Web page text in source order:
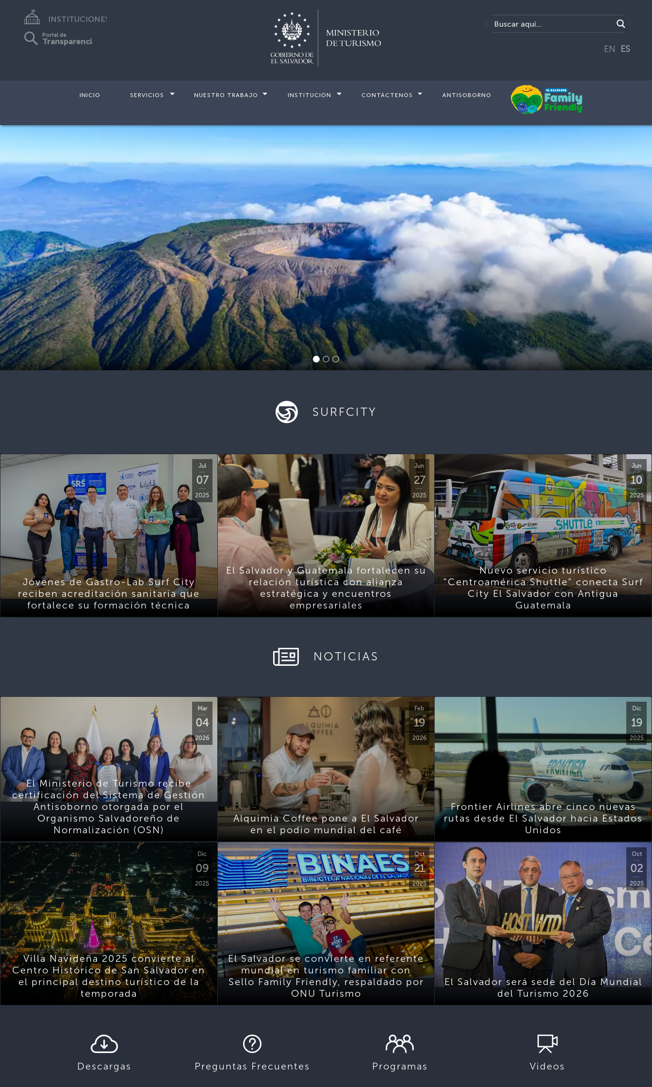
INSTITUCIONES
Portal de
Transparencia
EN ES
INICIO SERVICIOS NUESTRO TRABAJO INSTITUCIÓN CONTÁCTENOS ANTISOBORNO
SURFCITY
Jul
07
2025
Jóvenes de Gastro-Lab Surf City
reciben acreditación sanitaria que
fortalece su formación técnica
Jun
27
2025
El Salvador y Guatemala fortalecen su
relación turística con alianza
estratégica y encuentros
empresariales
Jun
10
2025
Nuevo servicio turístico
“Centroamérica Shuttle” conecta Surf
City El Salvador con Antigua
Guatemala
NOTICIAS
Mar
04
2026
El Ministerio de Turismo recibe
certificación del Sistema de Gestión
Antisoborno otorgada por el
Organismo Salvadoreño de
Normalización (OSN)
Feb
19
2026
Alquimia Coffee pone a El Salvador
en el podio mundial del café
Dic
19
2025
Frontier Airlines abre cinco nuevas
rutas desde El Salvador hacia Estados
Unidos
Dic
09
2025
Villa Navideña 2025 convierte al
Centro Histórico de San Salvador en
el principal destino turístico de la
temporada
Oct
21
2025
El Salvador se convierte en referente
mundial en turismo familiar con
Sello Family Friendly, respaldado por
ONU Turismo
Oct
02
2025
El Salvador será sede del Día Mundial
del Turismo 2026
Descargas Preguntas Frecuentes Programas Videos